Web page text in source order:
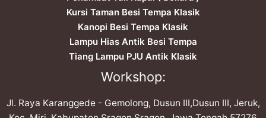
Kursi Taman Besi Tempa Klasik
Kanopi Besi Tempa Klasik
Lampu Hias Antik Besi Tempa
Tiang Lampu PJU Antik Klasik
Workshop:
Jl. Raya Karanggede - Gemolong, Dusun III,Dusun III, Jeruk,